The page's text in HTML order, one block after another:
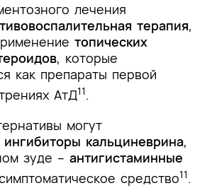
лечения
терапия,
топических
, которые
как препараты первой
АтД11.
могут
ингибиторы кальциневрина,
зуде – антигистаминные
средство11.